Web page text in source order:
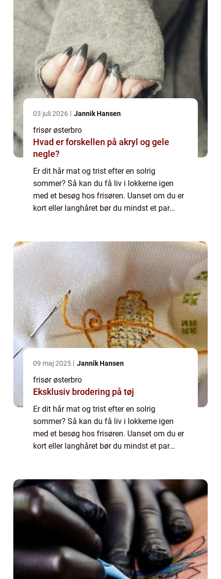
03 juli 2026 Jannik Hansen
frisør østerbro
Hvad er forskellen på akryl og gele
negle?
Er dit hår mat og trist efter en solrig
sommer? Så kan du få liv i lokkerne igen
med et besøg hos frisøren. Uanset om du er
kort eller langhåret bør du mindst et par
09 maj 2025 Jannik Hansen
frisør østerbro
Eksklusiv brodering på tøj
Er dit hår mat og trist efter en solrig
sommer? Så kan du få liv i lokkerne igen
med et besøg hos frisøren. Uanset om du er
kort eller langhåret bør du mindst et par